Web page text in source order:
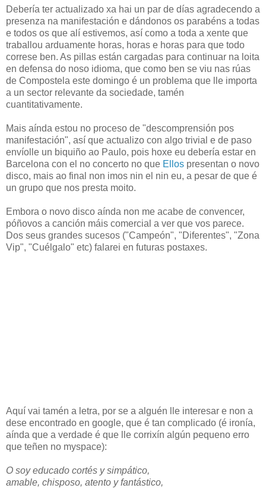
Debería ter actualizado xa hai un par de días agradecendo a
presenza na manifestación e dándonos os parabéns a todas
e todos os que alí estivemos, así como a toda a xente que
traballou arduamente horas, horas e horas para que todo
correse ben. As pillas están cargadas para continuar na loita
en defensa do noso idioma, que como ben se viu nas rúas
de Compostela este domingo é un problema que lle importa
a un sector relevante da sociedade, tamén
cuantitativamente.
Mais aínda estou no proceso de "descomprensión pos
manifestación", así que actualizo con algo trivial e de paso
envíolle un biquiño ao Paulo, pois hoxe eu debería estar en
Barcelona con el no concerto no que Ellos presentan o novo
disco, mais ao final non imos nin el nin eu, a pesar de que é
un grupo que nos presta moito.
Embora o novo disco aínda non me acabe de convencer,
póñovos a canción máis comercial a ver que vos parece.
Dos seus grandes sucesos ("Campeón", "Diferentes", "Zona
Vip", "Cuélgalo" etc) falarei en futuras postaxes.
Aquí vai tamén a letra, por se a alguén lle interesar e non a
dese encontrado en google, que é tan complicado (é ironía,
aínda que a verdade é que lle corrixín algún pequeno erro
que teñen no myspace):
O soy educado cortés y simpático,
amable, chisposo, atento y fantástico,